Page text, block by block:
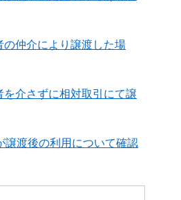
仲介により譲渡した場
介さずに相対取引にて譲
渡後の利用について確認